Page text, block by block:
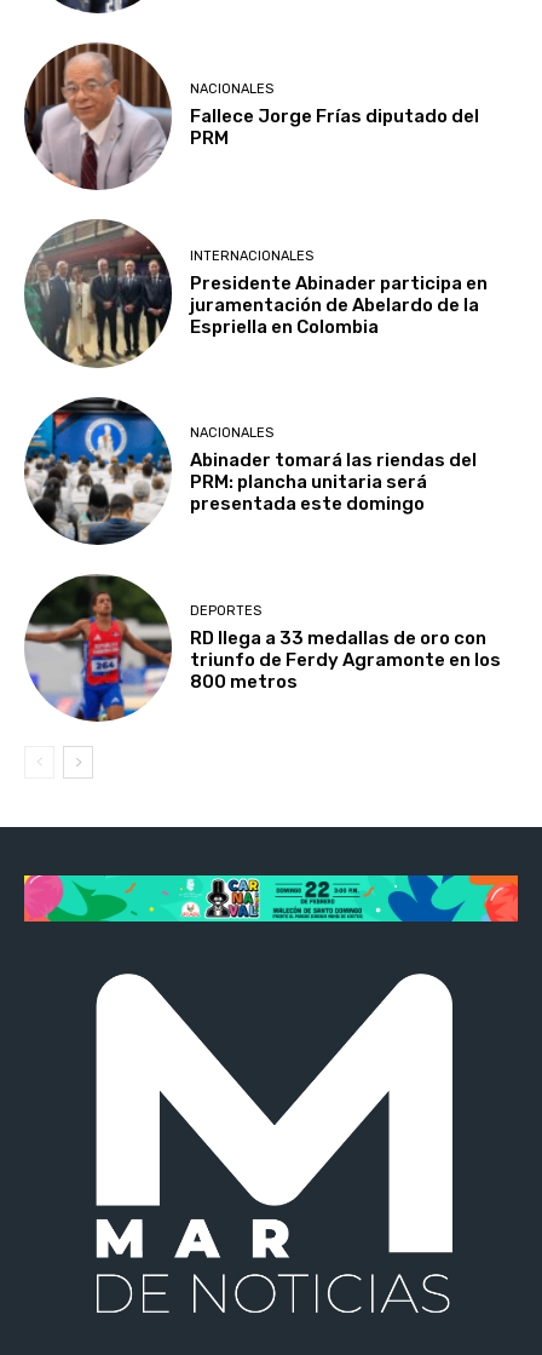
NACIONALES
Fallece Jorge Frías diputado del
PRM
INTERNACIONALES
Presidente Abinader participa en
juramentación de Abelardo de la
Espriella en Colombia
NACIONALES
Abinader tomará las riendas del
PRM: plancha unitaria será
presentada este domingo
DEPORTES
RD llega a 33 medallas de oro con
triunfo de Ferdy Agramonte en los
800 metros